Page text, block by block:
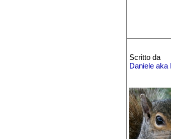
Scritto da
Daniele aka